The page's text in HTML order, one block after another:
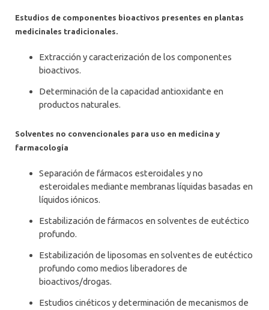
Estudios de componentes bioactivos presentes en plantas
medicinales tradicionales.
Extracción y caracterización de los componentes
bioactivos.
Determinación de la capacidad antioxidante en
productos naturales.
Solventes no convencionales para uso en medicina y
farmacología
Separación de fármacos esteroidales y no
esteroidales mediante membranas líquidas basadas en
líquidos iónicos.
Estabilización de fármacos en solventes de eutéctico
profundo.
Estabilización de liposomas en solventes de eutéctico
profundo como medios liberadores de
bioactivos/drogas.
Estudios cinéticos y determinación de mecanismos de